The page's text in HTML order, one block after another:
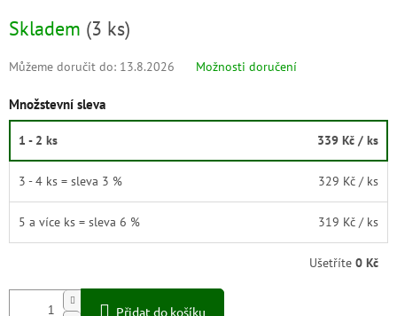
Skladem (3 ks)
Můžeme doručit do: 13.8.2026 Možnosti doručení
Množstevní sleva
1 - 2 ks 339 Kč / ks
3 - 4 ks = sleva 3 % 329 Kč / ks
5 a více ks = sleva 6 % 319 Kč / ks
Ušetříte 0 Kč
Přidat do košíku